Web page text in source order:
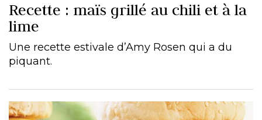
Recette : maïs grillé au chili et à la
lime
Une recette estivale d’Amy Rosen qui a du
piquant.